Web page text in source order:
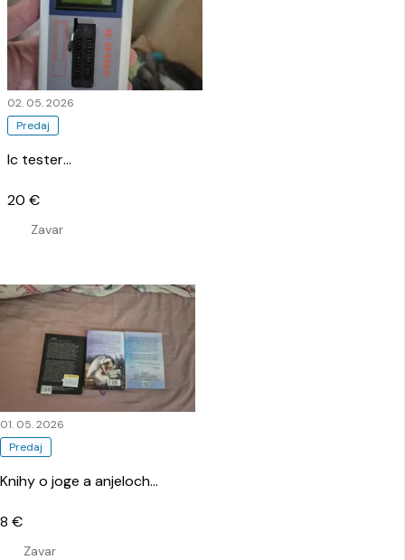
Predaj
02. 05. 2026
Ic tester…
Zavar
20 €
Predaj
01. 05. 2026
Knihy o joge a anjeloch…
Zavar
8 €